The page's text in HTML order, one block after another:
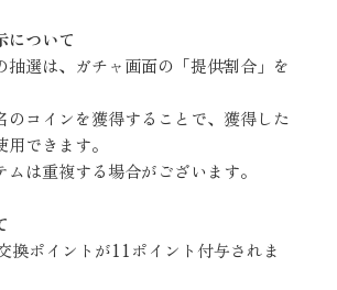
について
抽選は、ガチャ画面の「提供割合」を
のコインを獲得することで、獲得した
できます。
ムは重複する場合がございます。
換ポイントが11ポイント付与されま